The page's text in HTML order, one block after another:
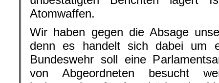
Atomwaffen.
Wir haben gegen die Absage
denn es handelt sich dabei um
Bundeswehr soll eine
von Abgeordneten besucht